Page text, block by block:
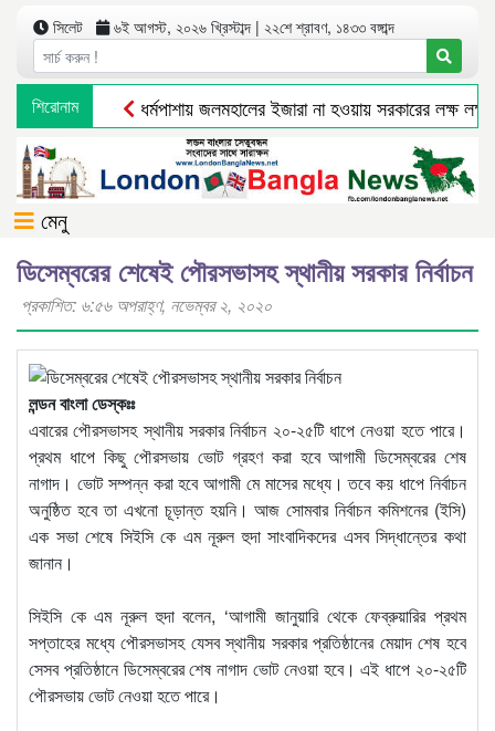
সিলেট ৬ই আগস্ট, ২০২৬ খ্রিস্টাব্দ | ২২শে শ্রাবণ, ১৪৩৩ বঙ্গাব্দ
শিরোনাম ধর্মপাশায় জলমহালের ইজারা না হওয়ায় সরকারের লক্ষ লক্ষ
মেনু
ডিসেম্বরের শেষেই পৌরসভাসহ স্থানীয় সরকার নির্বাচন
প্রকাশিত: ৬:৫৬ অপরাহ্ণ, নভেম্বর ২, ২০২০
লন্ডন বাংলা ডেস্কঃঃ
এবারের পৌরসভাসহ স্থানীয় সরকার নির্বাচন ২০-২৫টি ধাপে নেওয়া হতে পারে।
প্রথম ধাপে কিছু পৌরসভায় ভোট গ্রহণ করা হবে আগামী ডিসেম্বরের শেষ
নাগাদ। ভোট সম্পন্ন করা হবে আগামী মে মাসের মধ্যে। তবে কয় ধাপে নির্বাচন
অনুষ্ঠিত হবে তা এখনো চূড়ান্ত হয়নি। আজ সোমবার নির্বাচন কমিশনের (ইসি)
এক সভা শেষে সিইসি কে এম নূরুল হুদা সাংবাদিকদের এসব সিদ্ধান্তের কথা
জানান।
সিইসি কে এম নূরুল হুদা বলেন, ‘আগামী জানুয়ারি থেকে ফেব্রুয়ারির প্রথম
সপ্তাহের মধ্যে পৌরসভাসহ যেসব স্থানীয় সরকার প্রতিষ্ঠানের মেয়াদ শেষ হবে
সেসব প্রতিষ্ঠানে ডিসেম্বরের শেষ নাগাদ ভোট নেওয়া হবে। এই ধাপে ২০-২৫টি
পৌরসভায় ভোট নেওয়া হতে পারে।